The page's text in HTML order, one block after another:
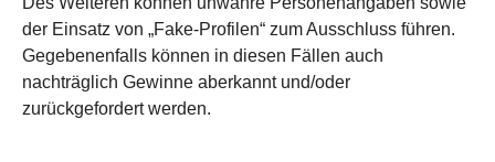
der Einsatz von „Fake-Profilen“ zum Ausschluss führen.
Gegebenenfalls können in diesen Fällen auch
nachträglich Gewinne aberkannt und/oder
zurückgefordert werden.